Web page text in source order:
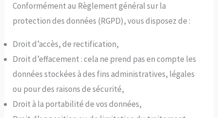
Conformément au Règlement général sur la
protection des données (RGPD), vous disposez de :
Droit d’accès, de rectification,
Droit d’effacement : cela ne prend pas en compte les
données stockées à des fins administratives, légales
ou pour des raisons de sécurité,
Droit à la portabilité de vos données,